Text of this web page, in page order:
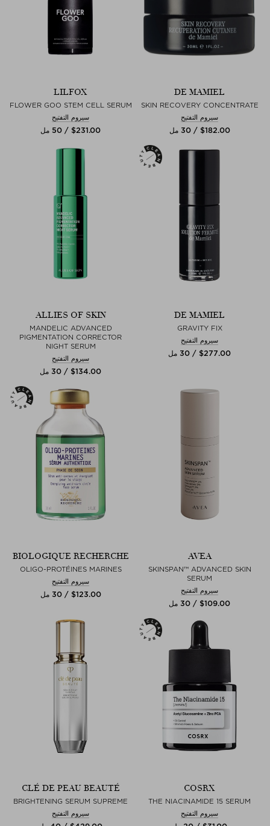
DE MAMIEL
SKIN RECOVERY CONCENTRATE
سيروم التفتيح
$‌182.00 / 30 مل
LILFOX
FLOWER GOO STEM CELL SERUM
سيروم التفتيح
$‌231.00 / 50 مل
DE MAMIEL
GRAVITY FIX
سيروم التفتيح
$‌277.00 / 30 مل
ALLIES OF SKIN
MANDELIC ADVANCED
PIGMENTATION CORRECTOR
NIGHT SERUM
سيروم التفتيح
$‌134.00 / 30 مل
AVEA
SKINSPAN™ ADVANCED SKIN
SERUM
سيروم التفتيح
$‌109.00 / 30 مل
BIOLOGIQUE RECHERCHE
OLIGO-PROTÉINES MARINES
سيروم التفتيح
$‌123.00 / 30 مل
COSRX
THE NIACINAMIDE 15 SERUM
سيروم التفتيح
CLÉ DE PEAU BEAUTÉ
BRIGHTENING SERUM SUPREME
سيروم التفتيح